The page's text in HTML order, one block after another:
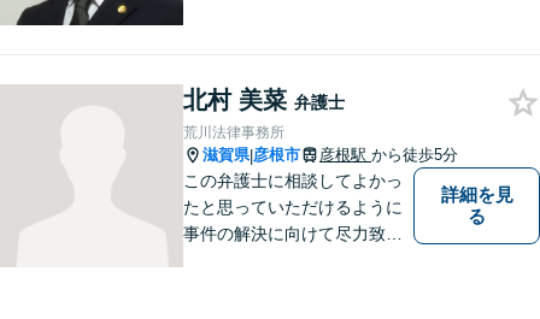
北村 美菜 弁護士
荒川法律事務所
滋賀県|彦根市 彦根駅 から徒歩5分
この弁護士に相談してよかっ
たと思っていただけるように
事件の解決に向けて尽力致し
詳細を見
る